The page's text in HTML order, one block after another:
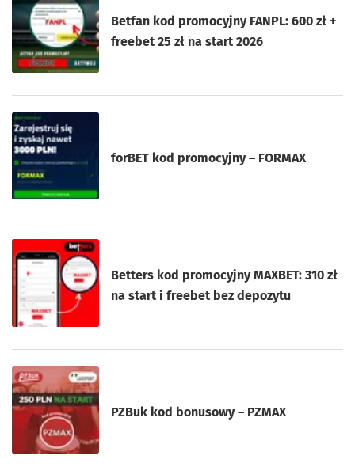
Betfan kod promocyjny FANPL: 600 zł +
freebet 25 zł na start 2026
forBET kod promocyjny – FORMAX
Betters kod promocyjny MAXBET: 310 zł
na start i freebet bez depozytu
PZBuk kod bonusowy – PZMAX